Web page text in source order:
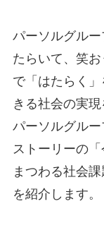
パーソルグル
たらいて、笑
で「はたらく
きる社会の実
パーソルグル
ストーリーの
まつわる社会
を紹介します。